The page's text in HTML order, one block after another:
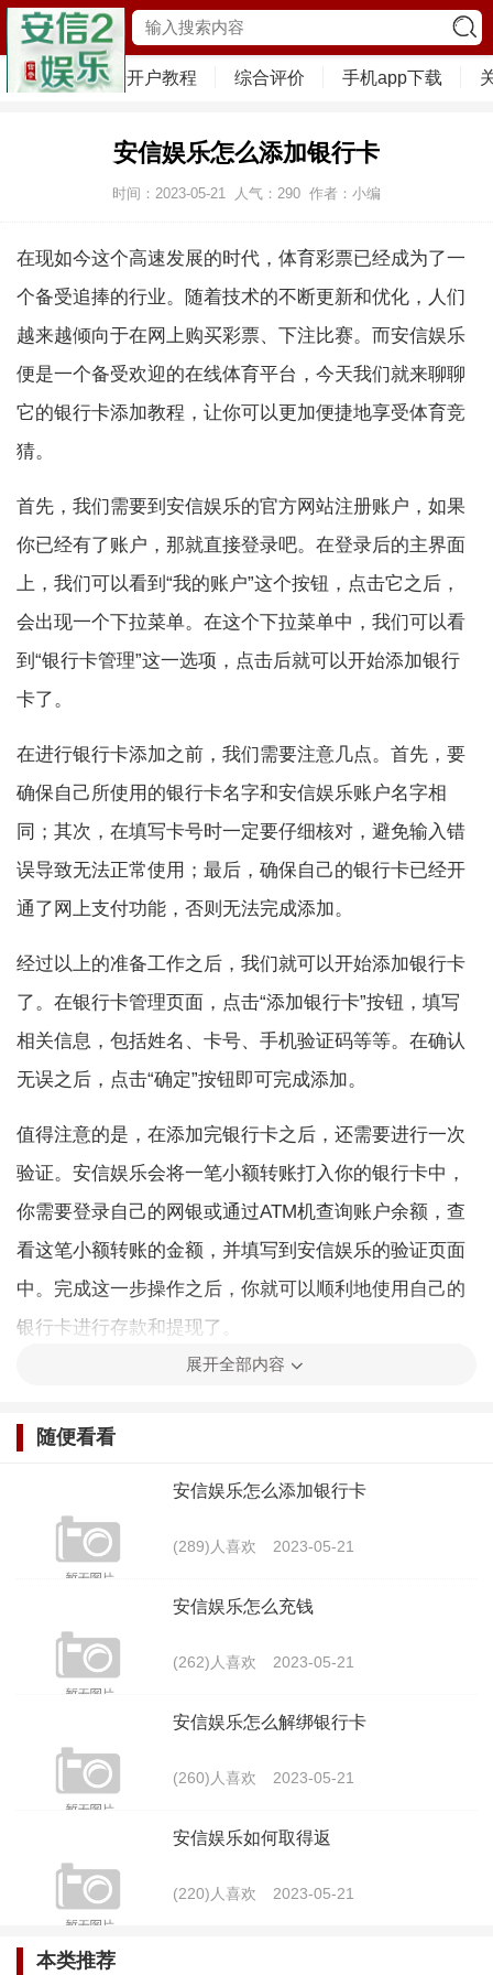
首页 注册开户教程 综合评价 手机app下载
安信娱乐怎么添加银行卡
时间：2023-05-21 人气： 290 作者：小编
在现如今这个高速发展的时代，体育彩票已经成为了一
个备受追捧的行业。随着技术的不断更新和优化，人们
越来越倾向于在网上购买彩票、下注比赛。而安信娱乐
便是一个备受欢迎的在线体育平台，今天我们就来聊聊
它的银行卡添加教程，让你可以更加便捷地享受体育竞
猜。
首先，我们需要到安信娱乐的官方网站注册账户，如果
你已经有了账户，那就直接登录吧。在登录后的主界面
上，我们可以看到“我的账户”这个按钮，点击它之后，
会出现一个下拉菜单。在这个下拉菜单中，我们可以看
到“银行卡管理”这一选项，点击后就可以开始添加银行
卡了。
在进行银行卡添加之前，我们需要注意几点。首先，要
确保自己所使用的银行卡名字和安信娱乐账户名字相
同；其次，在填写卡号时一定要仔细核对，避免输入错
误导致无法正常使用；最后，确保自己的银行卡已经开
通了网上支付功能，否则无法完成添加。
经过以上的准备工作之后，我们就可以开始添加银行卡
了。在银行卡管理页面，点击“添加银行卡”按钮，填写
相关信息，包括姓名、卡号、手机验证码等等。在确认
无误之后，点击“确定”按钮即可完成添加。
值得注意的是，在添加完银行卡之后，还需要进行一次
验证。安信娱乐会将一笔小额转账打入你的银行卡中，
你需要登录自己的网银或通过ATM机查询账户余额，查
看这笔小额转账的金额，并填写到安信娱乐的验证页面
中。完成这一步操作之后，你就可以顺利地使用自己的
银行卡进行存款和提现了。
更加便利地进行体育竞猜和其他金融交易。相信随着技
最新文章
展开全部内容
随便看看
安信娱乐怎么添加银行卡
(289)人喜欢 2023-05-21
安信娱乐怎么充钱
(262)人喜欢 2023-05-21
安信娱乐怎么解绑银行卡
(260)人喜欢 2023-05-21
安信娱乐如何取得返
(220)人喜欢 2023-05-21
本类推荐